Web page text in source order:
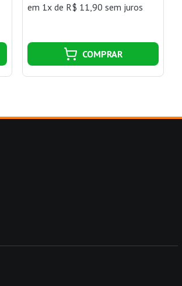
em 1x de R$ 11,90 sem juros
COMPRAR